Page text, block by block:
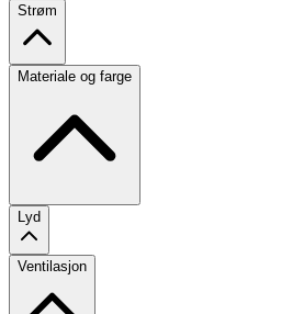
Strøm
Materiale og farge
Lyd
Ventilasjon